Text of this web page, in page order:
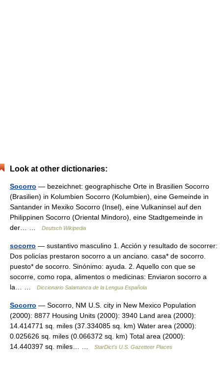
Look at other dictionaries:
Socorro — bezeichnet: geographische Orte in Brasilien Socorro
(Brasilien) in Kolumbien Socorro (Kolumbien), eine Gemeinde in
Santander in Mexiko Socorro (Insel), eine Vulkaninsel auf den
Philippinen Socorro (Oriental Mindoro), eine Stadtgemeinde in
der… …
Deutsch Wikipedia
socorro — sustantivo masculino 1. Acción y resultado de socorrer:
Dos policías prestaron socorro a un anciano. casa* de socorro.
puesto* de socorro. Sinónimo: ayuda. 2. Aquello con que se
socorre, como ropa, alimentos o medicinas: Enviaron socorro a
la… …
Diccionario Salamanca de la Lengua Española
Socorro — Socorro, NM U.S. city in New Mexico Population
(2000): 8877 Housing Units (2000): 3940 Land area (2000):
14.414771 sq. miles (37.334085 sq. km) Water area (2000):
0.025626 sq. miles (0.066372 sq. km) Total area (2000):
14.440397 sq. miles… …
StarDict's U.S. Gazetteer Places